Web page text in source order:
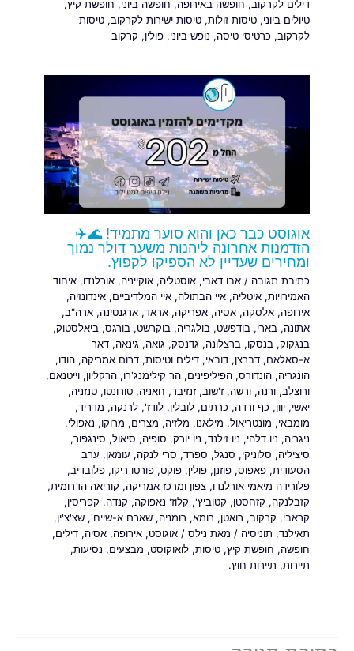
דילים לקרקוב, חופשה באירופה, חופשה ביוני, חופשת קיץ,
טיולים ביוני,טיסות זולות,טיסות ישירות לקרקוב,טיסות
לקרקוב, כרטיסי טיסה, נופש ביוני,פולין, קרקוב
אוגוסט כבר כאן והוא סוער מתמיד! 🌊✈️
הזדמנות אחרונה ליהנות משער דולר נמוך
ומחירים שעדיין לא הספיקו לקפוץ.
כתיבת תגובה /אבו דאבי,אוסטליה,אוקייניה,אורלנדו,איחוד
האמירויות,איטליה,איי הבתולה,איי המלדיביים,אינדונזיה,
אירופה,אלסקה,אסיה,אפריקה,אראד,ארגנטינה,ארה"ב,
אתונה,בארי,בודפשט,בולגריה,בוקרשט,בורגס,ביאלסטוק,
בנגקוק,בנסקו,ברצלונה, גדנסק, גואה, גינאה,דאר
א-סאלאם,דברצן,דובאי,דילים וטיסות,דרום אמריקה,הודו,
הונגריה,הונדורס,הפיליפינים,הר קילימנג'רו,הרקליון,וייטנאם,
ורוצלב,ורנה,ורשה,ז'שוב,זנזיבר, חאניה,טורונטו,טנזניה,
יאשי,יוון, כף ורדה, כרתים,לובלין,לודז',לרנקה, מדריד,
מומבאי, מונטריאול, מילאנו, מלזיה, מצרים, מרוקו, נאפולי,
ניגריה, ניו דלהי, ניו זילנד, ניו יורק, סופיה, סיאול, סינגפור,
סיציליה, סלוניקי, סנגל, ספרד, סרי לנקה, עומאן, ערב
הסעודית,פאפוס,פוזנן,פולין,פוקט,פורטו ריקו,פלובדיב,
פלורידה מיאמי אורלנדו,צפון ומרכז אמריקה, קוריאה הדרומית,
קזבלנקה, קזחסטן, קטוביץ', קלוז' נאפוקה, קנדה, קפריסין,
קראבי, קרקוב, רואטן, רומא, רומניה,שארם א-שייח',שצ'צ'ין,
תאילנד, תוניסיה / מאת נילס/אוגוסט,אירופה,אסיה,דילים,
חופשה, חופשת קיץ,טיסות,לואוקוסט, מבצעים, נסיעות,
תיירות, תיירות חוץ.